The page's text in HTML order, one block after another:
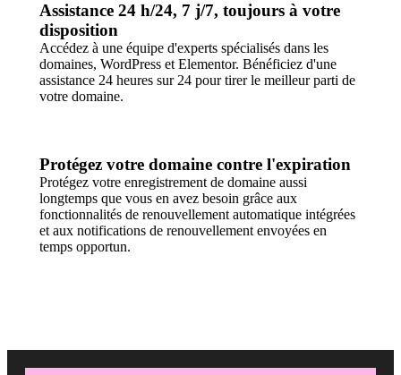
Assistance 24 h/24, 7 j/7, toujours à votre
disposition
Accédez à une équipe d'experts spécialisés dans les
domaines, WordPress et Elementor. Bénéficiez d'une
assistance 24 heures sur 24 pour tirer le meilleur parti de
votre domaine.
Protégez votre domaine contre l'expiration
Protégez votre enregistrement de domaine aussi
longtemps que vous en avez besoin grâce aux
fonctionnalités de renouvellement automatique intégrées
et aux notifications de renouvellement envoyées en
temps opportun.